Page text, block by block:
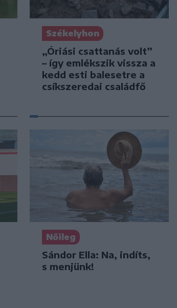
Székelyhon
„Óriási csattanás volt”
– így emlékszik vissza a
kedd esti balesetre a
csíkszeredai családfő
Nőileg
Sándor Ella: Na, indíts,
s menjünk!